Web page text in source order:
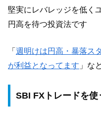
堅実にレバレッジを低く
円高を待つ投資法です
「週明けは円高・暴落ス
が利益となってます 」な
SBI FXトレードを使